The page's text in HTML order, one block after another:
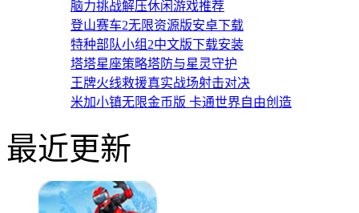
脑力挑战解压休闲游戏推荐
登山赛车2无限资源版安卓下载
特种部队小组2中文版下载安装
塔塔星座策略塔防与星灵守护
王牌火线救援真实战场射击对决
米加小镇无限金币版 卡通世界自由创造
最近更新